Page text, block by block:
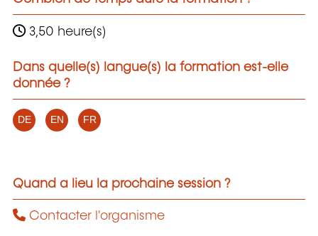
3,50 heure(s)
Dans quelle(s) langue(s) la formation est-elle
donnée ?
DE EN FR
Quand a lieu la prochaine session ?
Contacter l'organisme